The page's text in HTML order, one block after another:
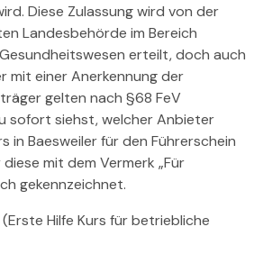
Diese Zulassung wird von der
Landesbehörde im Bereich
erteilt, doch auch
mit einer Anerkennung der
gelten nach §68 FeV
sofort siehst, welcher Anbieter
in Baesweiler für den Führerschein
mit dem Vermerk „Für
gekennzeichnet.
Hilfe Kurs für betriebliche